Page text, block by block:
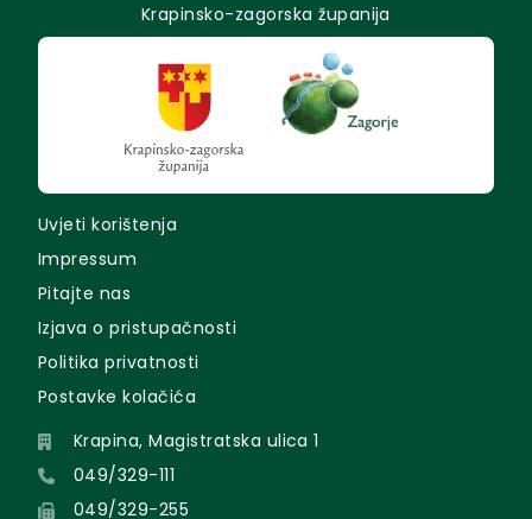
Krapinsko-zagorska županija
Uvjeti korištenja
Impressum
Pitajte nas
Izjava o pristupačnosti
Politika privatnosti
Postavke kolačića
Krapina, Magistratska ulica 1
049/329-111
049/329-255